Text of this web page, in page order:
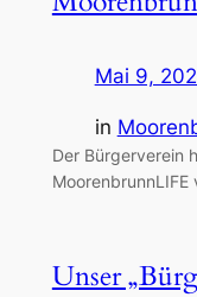
Mai 9,
in
Der Bürgerverein
Unser